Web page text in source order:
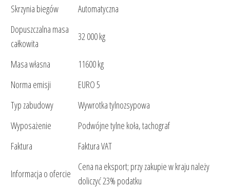
Skrzynia biegów
Automatyczna
Dopuszczalna masa
całkowita
32 000 kg
Masa własna
11600 kg
Norma emisji
EURO 5
Typ zabudowy
Wywrotka tylnozsypowa
Wyposażenie
Podwójne tylne koła, tachograf
Faktura
Faktura VAT
Informacja o ofercie
Cena na eksport; przy zakupie w kraju należy
doliczyć 23% podatku